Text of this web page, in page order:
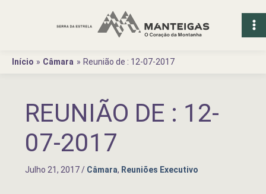
Início
Câmara Reunião de : 12-07-2017
REUNIÃO DE : 12-
07-2017
Julho 21, 2017/ Câmara, Reuniões Executivo